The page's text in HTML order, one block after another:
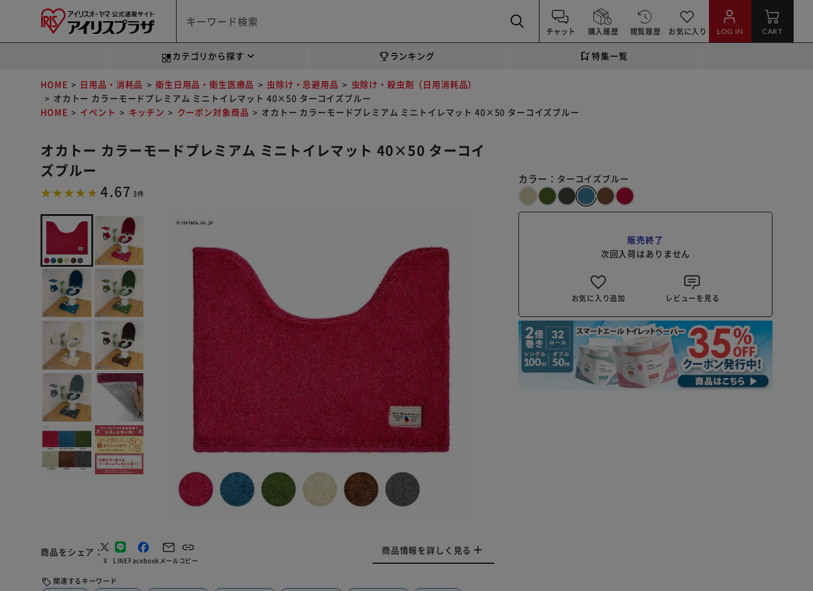
チャット 購入履歴 閲覧履歴 お気に入り LOG IN CART
カテゴリから探す ランキング 特集一覧
HOME 日用品・消耗品 衛生日用品・衛生医療品 虫除け・忌避用品
虫除け・殺虫剤（日用消耗品）
オカトー カラーモードプレミアム ミニトイレマット 40×50 ターコイズブルー
HOME
イベント キッチン クーポン対象商品 オカトー カラーモードプレミアム ミニトイレマット 40×50 ターコイズブルー
オカトー カラーモードプレミアム ミニトイレマット 40×50 ターコイ
ズブルー
4.67 3件
商品をシェア
X LINEFacebookメールコピー
商品情報を詳しく見る
関連するキーワード
カラー： ターコイズブルー
販売終了
次回入荷はありません
お気に入り追加 レビューを見る